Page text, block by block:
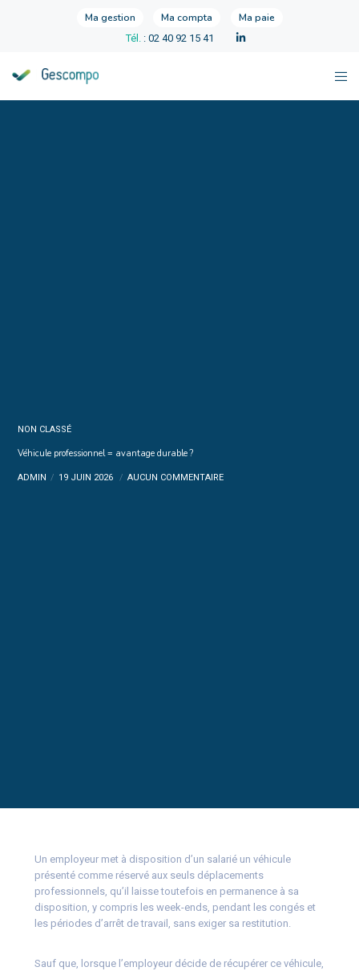
Ma gestion Ma compta Ma paie
Tél. : 02 40 92 15 41
NON CLASSÉ
Véhicule professionnel = avantage durable ?
ADMIN 19 JUIN 2026 AUCUN COMMENTAIRE
Un employeur met à disposition d’un salarié un véhicule
présenté comme réservé aux seuls déplacements
professionnels, qu’il laisse toutefois en permanence à sa
disposition, y compris les week-ends, pendant les congés et
les périodes d’arrêt de travail, sans exiger sa restitution.
Sauf que, lorsque l’employeur décide de récupérer ce véhicule,